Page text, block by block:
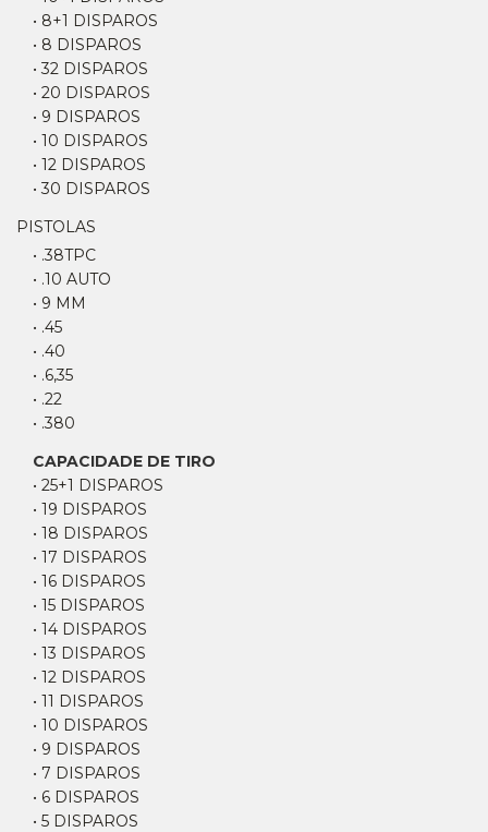
• 8+1 DISPAROS
• 8 DISPAROS
• 32 DISPAROS
• 20 DISPAROS
• 9 DISPAROS
• 10 DISPAROS
• 12 DISPAROS
• 30 DISPAROS
PISTOLAS
• .38TPC
• .10 AUTO
• 9 MM
• .45
• .40
• .6,35
• .22
• .380
CAPACIDADE DE TIRO
• 25+1 DISPAROS
• 19 DISPAROS
• 18 DISPAROS
• 17 DISPAROS
• 16 DISPAROS
• 15 DISPAROS
• 14 DISPAROS
• 13 DISPAROS
• 12 DISPAROS
• 11 DISPAROS
• 10 DISPAROS
• 9 DISPAROS
• 7 DISPAROS
• 6 DISPAROS
• 5 DISPAROS